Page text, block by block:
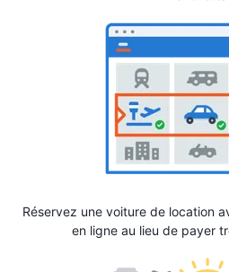
Réservez une voiture de location
en ligne au lieu de payer